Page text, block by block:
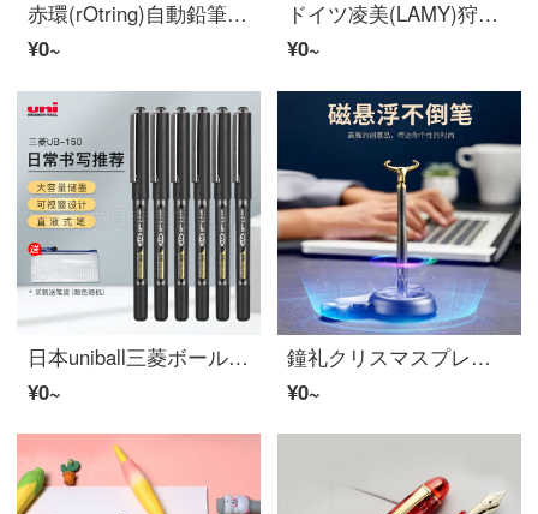
赤環(rOtring)自動鉛筆専門図形描画工具金属筆身帝釈青0.5 mm 600シリーズ匠心礼箱装
¥0~
ドイツ凌美(LAMY)狩猟者シリーズ宝珠筆マカロン三色サインペン企業事務会議筆個人カスタマイズ刻字贈り物マカロンミント柚
¥0~
日本uniball三菱ボールペンUB-150直液式ボールペンサインペン0.5 mm大容量水性ペン0.38黒色学生用ペン0.38黒色6本-日常书写推荐
¥0~
鐘礼クリスマスプレゼント磁気サスペンションペン自立ペン金属置物夫男性ボーイフレンドリーダー取引先ビジネスクール潮科学技術高級感実用プレゼントアイデア誕生日プレゼント磁気サスペンションペン【クラシックエレガントギフトボックス包装】
¥0~